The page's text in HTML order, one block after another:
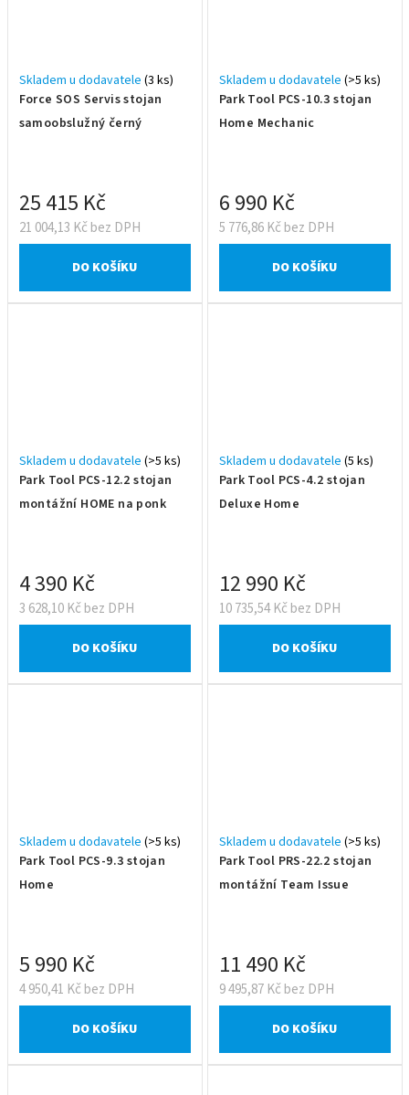
Force SOS Servis stojan
samoobslužný černý
Skladem u dodavatele (3 ks)
21 004,13 Kč bez DPH
25 415 Kč
DO KOŠÍKU
Park Tool PCS-10.3 stojan
Home Mechanic
Skladem u dodavatele (>5 ks)
5 776,86 Kč bez DPH
6 990 Kč
DO KOŠÍKU
Park Tool PCS-12.2 stojan
montážní HOME na ponk
Skladem u dodavatele (>5 ks)
3 628,10 Kč bez DPH
4 390 Kč
DO KOŠÍKU
Park Tool PCS-4.2 stojan
Deluxe Home
Skladem u dodavatele (5 ks)
10 735,54 Kč bez DPH
12 990 Kč
DO KOŠÍKU
Park Tool PCS-9.3 stojan
Home
Skladem u dodavatele (>5 ks)
4 950,41 Kč bez DPH
5 990 Kč
DO KOŠÍKU
Park Tool PRS-22.2 stojan
montážní Team Issue
Skladem u dodavatele (>5 ks)
9 495,87 Kč bez DPH
11 490 Kč
DO KOŠÍKU